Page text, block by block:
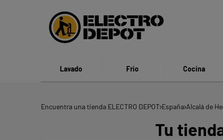
Lavado Frio Cocina
Encuentra una tienda ELECTRO DEPOT España Alcalá de
Tu